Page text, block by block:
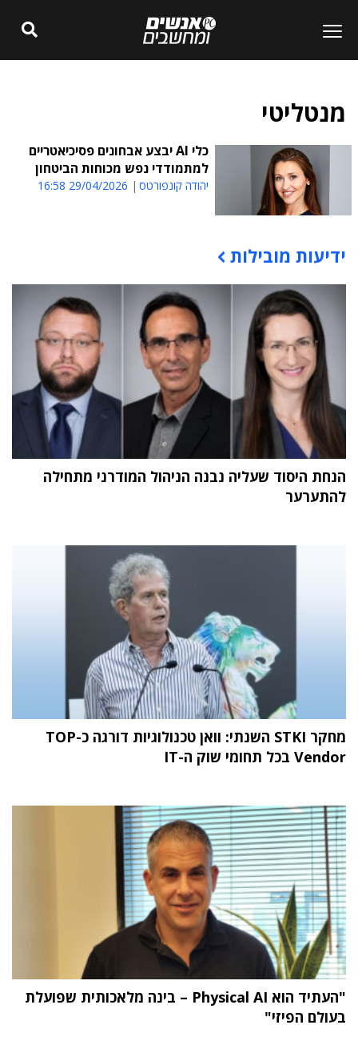
מנטליטי
כלי AI יבצע אבחונים פסיכיאטריים
למתמודדי נפש מכוחות הביטחון
יהודה קונפורטס 29/04/2026 16:58
תוכן פרסומי
ידיעות מובילות
הנחת היסוד שעליה נבנה הניהול המודרני מתחילה
להתערער
מחקר STKI השנתי: וואן טכנולוגיות דורגה כ-TOP
Vendor בכל תחומי שוק ה-IT
"העתיד הוא Physical AI – בינה מלאכותית שפועלת
בעולם הפיזי"